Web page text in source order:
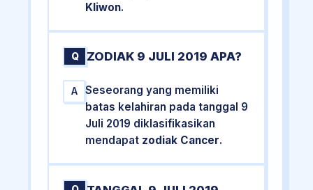
Kliwon.
Q ZODIAK 9 JULI 2019 APA?
A
Seseorang yang memiliki
batas kelahiran pada tanggal 9
Juli 2019 diklasifikasikan
mendapat zodiak Cancer.